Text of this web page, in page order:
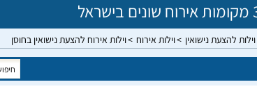
וילות להצעת נישואין וילות אירוח וילות אירוח להצעת נישואין בחוסן